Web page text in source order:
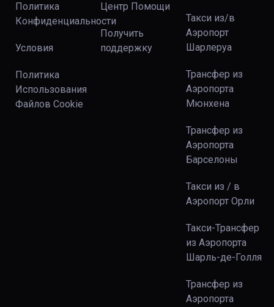
Политика
Конфиденциальности
Условия
Политика
Использования
Файлов Сookie
Центр Помощи
Получить
поддержку
Такси из/в
Аэропорт
Шарлеруа
Трансфер из
Аэропорта
Мюнхена
Трансфер из
Аэропорта
Барселоны
Такси из / в
Аэропорт Орли
Такси-Трансфер
из Аэропорта
Шарль-де-Голля
Трансфер из
Аэропорта